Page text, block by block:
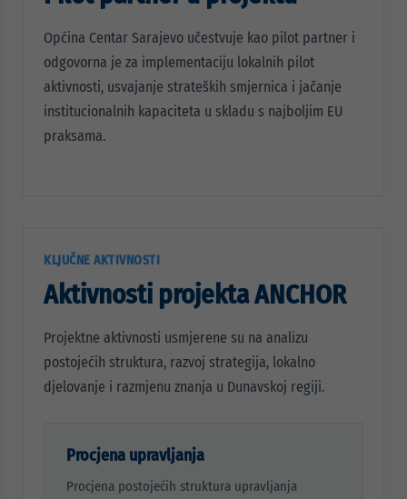
Općina Centar Sarajevo učestvuje kao pilot partner i
odgovorna je za implementaciju lokalnih pilot
aktivnosti, usvajanje strateških smjernica i jačanje
institucionalnih kapaciteta u skladu s najboljim EU
praksama.
KLJUČNE AKTIVNOSTI
Aktivnosti projekta ANCHOR
Projektne aktivnosti usmjerene su na analizu
postojećih struktura, razvoj strategija, lokalno
djelovanje i razmjenu znanja u Dunavskoj regiji.
Procjena upravljanja
Procjena postojećih struktura upravljanja